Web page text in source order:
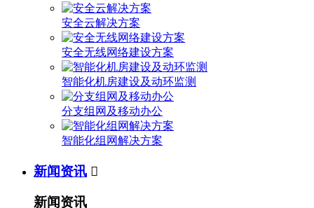
安全云解决方案
安全无线网络建设方案
智能化机房建设及动环监测
分支组网及移动办公
智能化组网解决方案
新闻资讯 
新闻资讯